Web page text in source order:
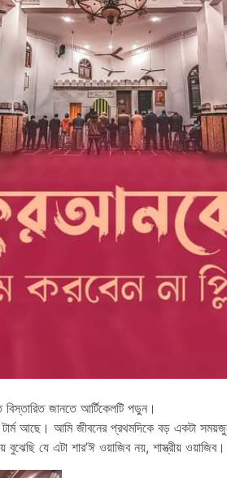
জানতে আর্টিকেলটি পড়ুন।
টার্ম আছে। আমি জীবনের প্রথমদিকে বড় একটা
যে এটা শার’ঈ ওয়াজিব নয়, শাস্ত্রীয় ওয়াজিব।